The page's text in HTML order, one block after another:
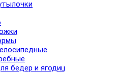
бедер и ягодиц